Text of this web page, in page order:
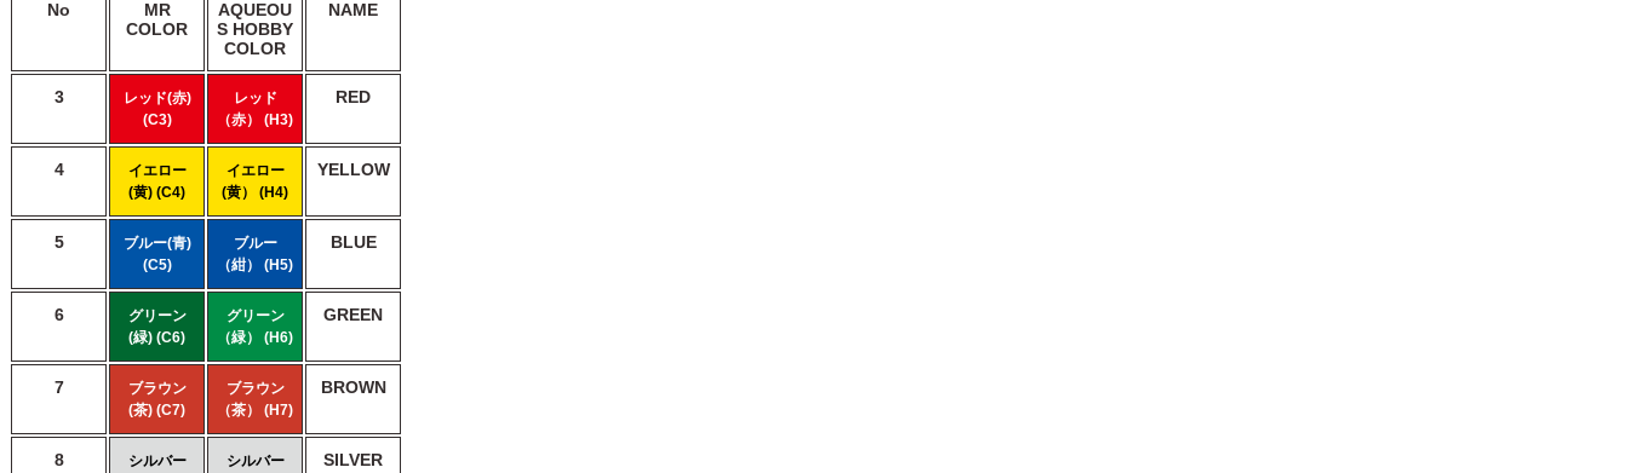
No
MR
COLOR
AQUEOU
S HOBBY
COLOR
NAME
3
レッド(赤)
(C3)
レッド
（赤） (H3)
RED
4
イエロー
(黄) (C4)
イエロー
(黄） (H4)
YELLOW
5
ブルー(青)
(C5)
ブルー
（紺） (H5)
BLUE
6
グリーン
(緑) (C6)
グリーン
（緑） (H6)
GREEN
7
ブラウン
(茶) (C7)
ブラウン
（茶） (H7)
BROWN
8
シルバー
シルバー
SILVER